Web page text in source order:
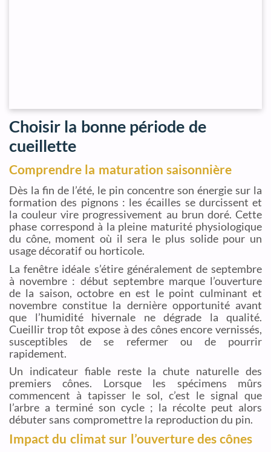
Choisir la bonne période de
cueillette
Comprendre la maturation saisonnière
Dès la fin de l’été, le pin concentre son énergie sur la
formation des pignons : les écailles se durcissent et
la couleur vire progressivement au brun doré. Cette
phase correspond à la pleine maturité physiologique
du cône, moment où il sera le plus solide pour un
usage décoratif ou horticole.
La fenêtre idéale s’étire généralement de septembre
à novembre : début septembre marque l’ouverture
de la saison, octobre en est le point culminant et
novembre constitue la dernière opportunité avant
que l’humidité hivernale ne dégrade la qualité.
Cueillir trop tôt expose à des cônes encore vernissés,
susceptibles de se refermer ou de pourrir
rapidement.
Un indicateur fiable reste la chute naturelle des
premiers cônes. Lorsque les spécimens mûrs
commencent à tapisser le sol, c’est le signal que
l’arbre a terminé son cycle ; la récolte peut alors
débuter sans compromettre la reproduction du pin.
Impact du climat sur l’ouverture des cônes